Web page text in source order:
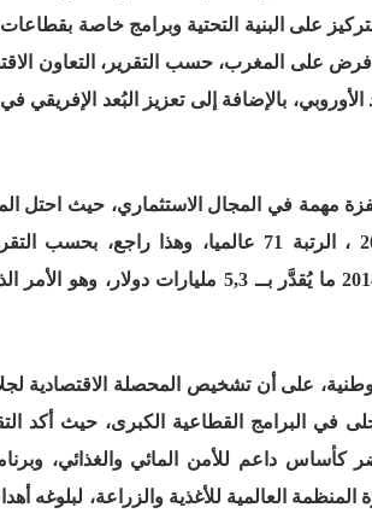
على البنية التحتية وبرامج خاصة بقطاعات
الخارجية، وهذا ما فرض على المغرب، حسب التقرير، التعاون
بالإضافة إلى تعزيز البُعد الإفريقي
مهمة في المجال الاستثماري، حيث احتل
تصنيف للتقرير الاستباقي للبنك الدولي حول مناخ الأعمال الخاص بسنة 2015 ، الرتبة 71 عالميا،
الاستثمارات الأجنبية المباشرة التي تمكن المغرب من جذبها حيث بلغت سنة 2014 ما يُقدَّر بــ 5,3
على أن تشخيص المحصلة الاقتصادية
في البرامج القطاعية الكبرى، حيث أكد
داعم للأمن المائي والغذائي،
العالمية للأغذية والزراعة، لبلوغه